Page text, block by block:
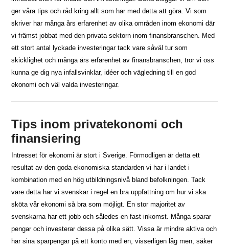
ger våra tips och råd kring allt som har med detta att göra. Vi som
skriver har många års erfarenhet av olika områden inom ekonomi där
vi främst jobbat med den privata sektorn inom finansbranschen. Med
ett stort antal lyckade investeringar tack vare såväl tur som
skicklighet och många års erfarenhet av finansbranschen, tror vi oss
kunna ge dig nya infallsvinklar, idéer och vägledning till en god
ekonomi och väl valda investeringar.
Tips inom privatekonomi och
finansiering
Intresset för ekonomi är stort i Sverige. Förmodligen är detta ett
resultat av den goda ekonomiska standarden vi har i landet i
kombination med en hög utbildningsnivå bland befolkningen. Tack
vare detta har vi svenskar i regel en bra uppfattning om hur vi ska
sköta vår ekonomi så bra som möjligt. En stor majoritet av
svenskarna har ett jobb och således en fast inkomst. Många sparar
pengar och investerar dessa på olika sätt. Vissa är mindre aktiva och
har sina sparpengar på ett konto med en, visserligen låg men, säker